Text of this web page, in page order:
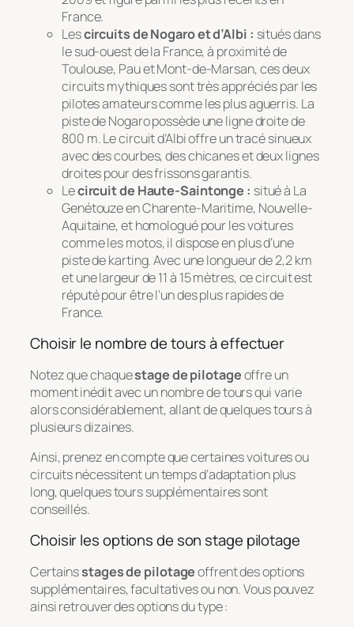
France.
Lescircuits de Nogaro et d’Albi : situés dans
le sud-ouest de la France, à proximité de
Toulouse, Pau et Mont-de-Marsan, ces deux
circuits mythiques sont très appréciés par les
pilotes amateurs comme les plus aguerris. La
piste de Nogaro possède une ligne droite de
800 m. Le circuit d’Albi offre un tracé sinueux
avec des courbes, des chicanes et deux lignes
droites pour des frissons garantis.
Lecircuit de Haute-Saintonge : situé à La
Genétouze en Charente-Maritime, Nouvelle-
Aquitaine, et homologué pour les voitures
comme les motos, il dispose en plus d’une
piste de karting. Avec une longueur de 2,2 km
et une largeur de 11 à 15 mètres, ce circuit est
réputé pour être l’un des plus rapides de
France.
Choisir le nombre de tours à effectuer
Notez que chaquestage de pilotageoffre un
moment inédit avec un nombre de tours qui varie
alors considérablement, allant de quelques tours à
plusieurs dizaines.
Ainsi, prenez en compte que certaines voitures ou
circuits nécessitent un temps d’adaptation plus
long, quelques tours supplémentaires sont
conseillés.
Choisir les options de son stage pilotage
Certainsstages de pilotageoffrent des options
supplémentaires, facultatives ou non. Vous pouvez
ainsi retrouver des options du type :